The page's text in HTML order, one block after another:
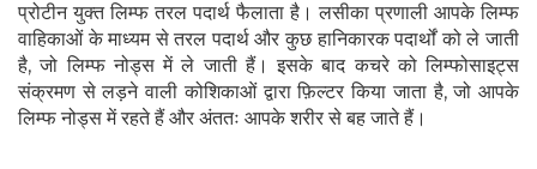
प्रोटीन युक्त लिम्फ तरल पदार्थ फैलाता है। लसीका प्रणाली आपके लिम्फ
वाहिकाओं के माध्यम से तरल पदार्थ और कुछ हानिकारक पदार्थों को ले जाती
है, जो लिम्फ नोड्स में ले जाती हैं। इसके बाद कचरे को लिम्फोसाइट्स
संक्रमण से लड़ने वाली कोशिकाओं द्वारा फ़िल्टर किया जाता है, जो आपके
लिम्फ नोड्स में रहते हैं और अंततः आपके शरीर से बह जाते हैं।